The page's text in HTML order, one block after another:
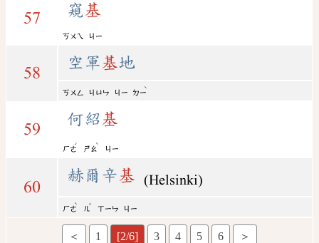
57 窺 基
ㄎㄨㄟ ㄐㄧ
58
空軍 基地
ㄎㄨㄥ ㄐㄩㄣ ㄐㄧ ㄉㄧ
ˋ
59
何紹 基
ㄏㄜ
ˊ
ㄕㄠ
ˋ
ㄐㄧ
60
赫爾辛 基 (Helsinki)
ㄏㄜ
ˋ
ㄦ
ˇ
ㄒㄧㄣ ㄐㄧ
＜ 1 [2/6] 3 4 5 6 ＞